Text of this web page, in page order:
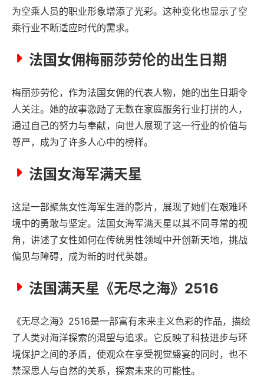
为空乘人员的职业形象增添了光彩。这种变化也显示了空
乘行业不断适应时代的需求。
法国女佣梅丽莎劳伦的出生日期
梅丽莎劳伦，作为法国女佣的代表人物，她的出生日期令
人关注。她的故事激励了无数在家庭服务行业打拼的人，
通过自己的努力与奉献，向世人展现了这一行业的价值与
尊严，成为了许多人心中的榜样。
法国女海军满天星
这是一部聚焦女性海军生涯的影片，展现了她们在艰难环
境中的勇敢与坚定。法国女海军满天星以其不同寻常的视
角，讲述了女性如何在传统男性领域中开创新天地，挑战
偏见与障碍，成为新的时代英雄。
法国满天星《无尽之海》2516
《无尽之海》2516是一部富有未来主义色彩的作品，描绘
了人类对海洋探索的渴望与追求。它反映了科技进步与环
境保护之间的矛盾，使观众在享受视觉盛宴的同时，也不
禁深思人与自然的关系，探索未来的可能性。